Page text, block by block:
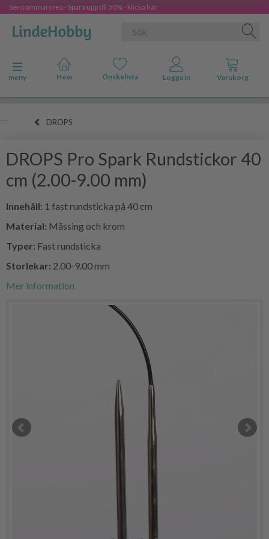
Sensommarsrea - Spara upp till 50% - klicka här
Ändra navigering
meny
DROPS
DROPS Pro Spark Rundstickor 40
cm (2.00-9.00 mm)
Innehåll: 1 fast rundsticka på 40 cm
Material: Mässing och krom
Typer: Fast rundsticka
Storlekar: 2.00-9.00 mm
Mer information